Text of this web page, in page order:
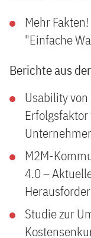
Mehr Fakten!
"Einfache
Berichte aus
Usability
M2M-
4.0 –
Studie zur